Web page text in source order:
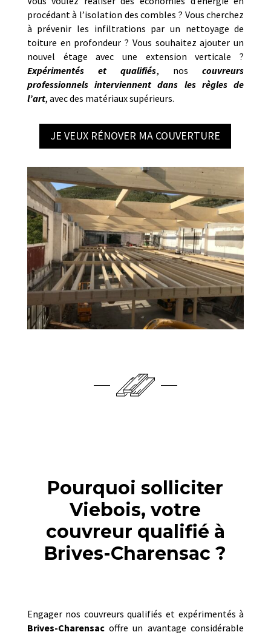
procédant à l’isolation des combles ? Vous cherchez
à prévenir les infiltrations par un nettoyage de
toiture en profondeur ? Vous souhaitez ajouter un
nouvel étage avec une extension verticale ?
Expérimentés et qualifiés, noscouvreurs
professionnels interviennent dans les règles de
l’art, avec des matériaux supérieurs.
JE VEUX RÉNOVER MA COUVERTURE
Pourquoi solliciter
Viebois, votre
couvreur qualifié à
Brives-Charensac ?
Engager nos couvreurs qualifiés et expérimentés à
Brives-Charensacoffre un avantage considérable